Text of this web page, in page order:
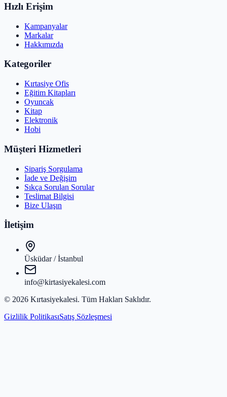
Hızlı Erişim
Kampanyalar
Markalar
Hakkımızda
Kategoriler
Kırtasiye Ofis
Eğitim Kitapları
Oyuncak
Kitap
Elektronik
Hobi
Müşteri Hizmetleri
Sipariş Sorgulama
İade ve Değişim
Sıkça Sorulan Sorular
Teslimat Bilgisi
Bize Ulaşın
İletişim
Üsküdar / İstanbul
info@kirtasiyekalesi.com
© 2026 Kırtasiyekalesi. Tüm Hakları Saklıdır.
Gizlilik PolitikasıSatış Sözleşmesi